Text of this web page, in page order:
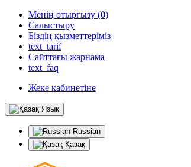
Менің отырғызу (0)
Салыстыру
Біздің қызметтеріміз
text_tarif
Сайттағы жарнама
text_faq
Жеке кабинетіне
Язык
Russian
Қазақ